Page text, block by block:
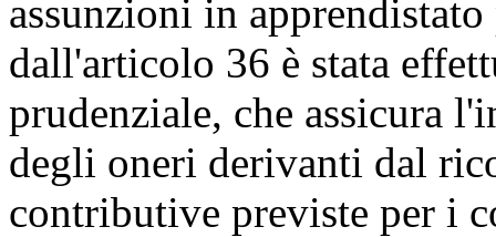
assunzioni in
dall'articolo 36 è stata
prudenziale, che assicura
degli oneri derivanti dal
contributive previste per i